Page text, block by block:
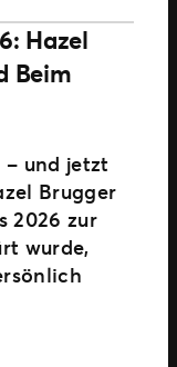
Hazel
Beim
– und jetzt
Brugger
2026 zur
wurde,